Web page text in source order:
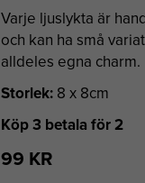
Varje ljuslykta är
och kan ha små
alldeles egna charm.
Storlek:8 x 8cm
Köp 3 betala för 2
99 KR